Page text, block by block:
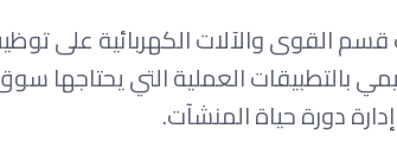
القوى والآلات الكهربائية على
بالتطبيقات العملية التي
دورة حياة المنشآت.